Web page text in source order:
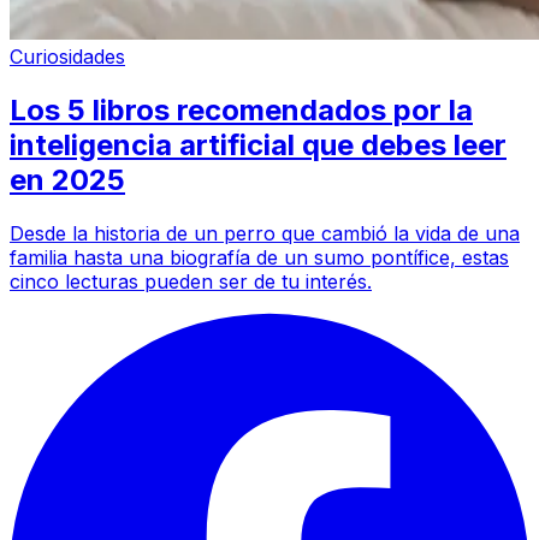
Curiosidades
Los 5 libros recomendados por la
inteligencia artificial que debes leer
en 2025
Desde la historia de un perro que cambió la vida de una
familia hasta una biografía de un sumo pontífice, estas
cinco lecturas pueden ser de tu interés.